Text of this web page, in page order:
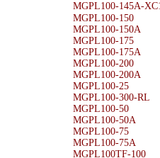
MGPL100-145A-
MGPL100-150
MGPL100-150A
MGPL100-175
MGPL100-175A
MGPL100-200
MGPL100-200A
MGPL100-25
MGPL100-300-RL
MGPL100-50
MGPL100-50A
MGPL100-75
MGPL100-75A
MGPL100TF-100